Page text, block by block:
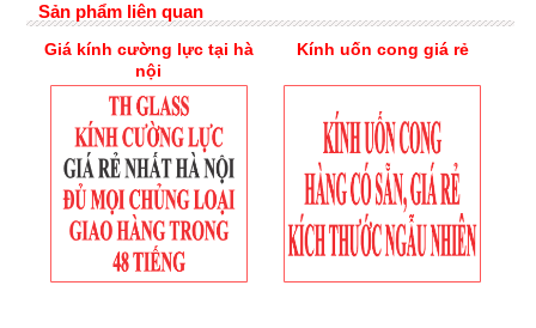
Sản phẩm liên quan
Giá kính cường lực tại hà
nội
Kính uốn cong giá rẻ